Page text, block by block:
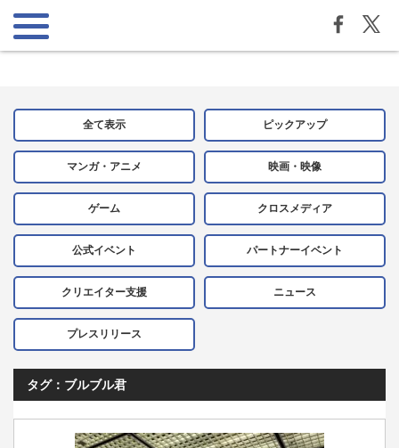
全て表示 ピックアップ
マンガ・アニメ 映画・映像
ゲーム クロスメディア
公式イベント パートナーイベント
クリエイター支援 ニュース
プレスリリース
タグ：ブルブル君